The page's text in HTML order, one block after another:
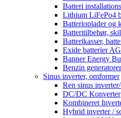
Batteri
Lithium LiFePo4
Batterioplader og
Batteritilbehør,
Batterikasser,
Exide batterier
Banner Energy
Benzin generatorer
Sinus inverter, omformer
Ren sinus
DC/DC Konverter
Kombineret
Hybrid inverter /